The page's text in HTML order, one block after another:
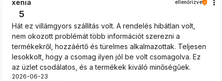
xenia ellenőrizve
5
Hát ez villámgyors szállítás volt. A rendelés hibátlan volt,
nem okozott problémát több információt szerezni a
termékekről, hozzáértő és türelmes alkalmazottak. Teljesen
lesokkolt, hogy a csomag ilyen jól be volt csomagolva. Ez
az üzlet csodálatos, és a termékek kiváló minőségűek.
2026-06-23